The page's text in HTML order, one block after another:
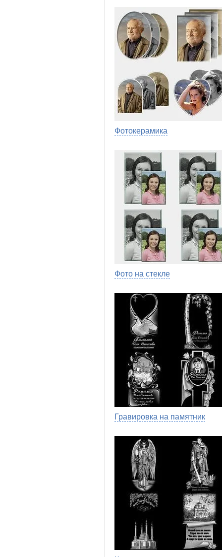
Фотокерамика
Фото на стекле
Гравировка на памятник